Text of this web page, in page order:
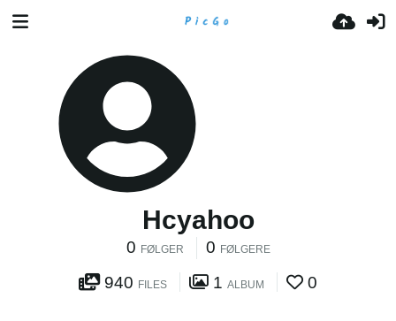
Hcyahoo
0 FØLGER 0 FØLGERE
940 FILES 1 ALBUM 0